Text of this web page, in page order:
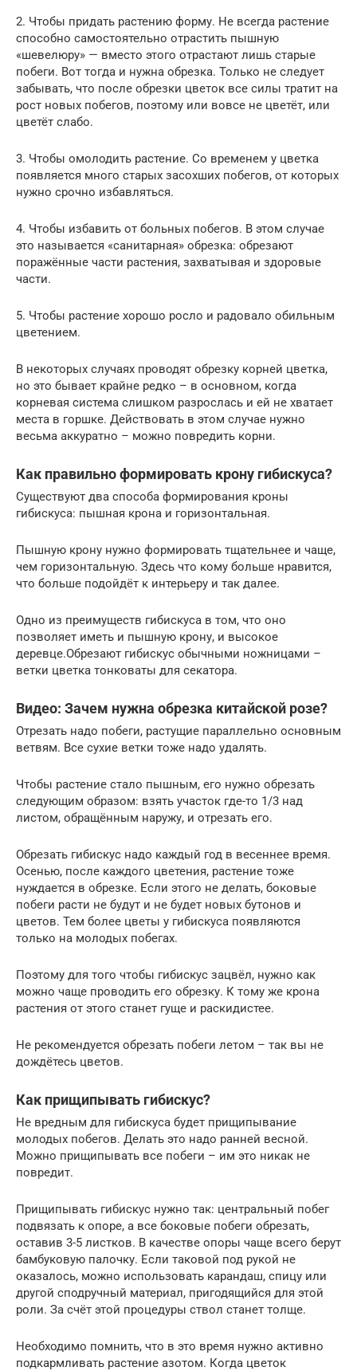
2. Чтобы придать растению форму. Не всегда растение
способно самостоятельно отрастить пышную
«шевелюру» — вместо этого отрастают лишь старые
побеги. Вот тогда и нужна обрезка. Только не следует
забывать, что после обрезки цветок все силы тратит на
рост новых побегов, поэтому или вовсе не цветёт, или
цветёт слабо.
3. Чтобы омолодить растение. Со временем у цветка
появляется много старых засохших побегов, от которых
нужно срочно избавляться.
4. Чтобы избавить от больных побегов. В этом случае
это называется «санитарная» обрезка: обрезают
поражённые части растения, захватывая и здоровые
части.
5. Чтобы растение хорошо росло и радовало обильным
цветением.
В некоторых случаях проводят обрезку корней цветка,
но это бывает крайне редко – в основном, когда
корневая система слишком разрослась и ей не хватает
места в горшке. Действовать в этом случае нужно
весьма аккуратно – можно повредить корни.
Как правильно формировать крону гибискуса?
Существуют два способа формирования кроны
гибискуса: пышная крона и горизонтальная.
Пышную крону нужно формировать тщательнее и чаще,
чем горизонтальную. Здесь что кому больше нравится,
что больше подойдёт к интерьеру и так далее.
Одно из преимуществ гибискуса в том, что оно
позволяет иметь и пышную крону, и высокое
деревце.Обрезают гибискус обычными ножницами –
ветки цветка тонковаты для секатора.
Видео: Зачем нужна обрезка китайской розе?
Отрезать надо побеги, растущие параллельно основным
ветвям. Все сухие ветки тоже надо удалять.
Чтобы растение стало пышным, его нужно обрезать
следующим образом: взять участок где-то 1/3 над
листом, обращённым наружу, и отрезать его.
Обрезать гибискус надо каждый год в весеннее время.
Осенью, после каждого цветения, растение тоже
нуждается в обрезке. Если этого не делать, боковые
побеги расти не будут и не будет новых бутонов и
цветов. Тем более цветы у гибискуса появляются
только на молодых побегах.
Поэтому для того чтобы гибискус зацвёл, нужно как
можно чаще проводить его обрезку. К тому же крона
растения от этого станет гуще и раскидистее.
Не рекомендуется обрезать побеги летом – так вы не
дождётесь цветов.
Как прищипывать гибискус?
Не вредным для гибискуса будет прищипывание
молодых побегов. Делать это надо ранней весной.
Можно прищипывать все побеги – им это никак не
повредит.
Прищипывать гибискус нужно так: центральный побег
подвязать к опоре, а все боковые побеги обрезать,
оставив 3-5 листков. В качестве опоры чаще всего берут
бамбуковую палочку. Если таковой под рукой не
оказалось, можно использовать карандаш, спицу или
другой сподручный материал, пригодящийся для этой
роли. За счёт этой процедуры ствол станет толще.
Необходимо помнить, что в это время нужно активно
подкармливать растение азотом. Когда цветок